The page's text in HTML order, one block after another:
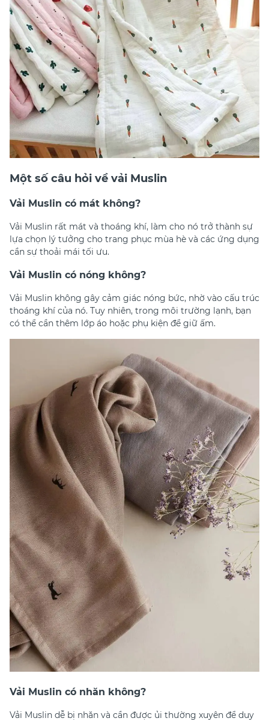
Một số câu hỏi về vải Muslin
Vải Muslin có mát không?
Vải Muslin rất mát và thoáng khí, làm cho nó trở thành sự
lựa chọn lý tưởng cho trang phục mùa hè và các ứng dụng
cần sự thoải mái tối ưu.
Vải Muslin có nóng không?
Vải Muslin không gây cảm giác nóng bức, nhờ vào cấu trúc
thoáng khí của nó. Tuy nhiên, trong môi trường lạnh, bạn
có thể cần thêm lớp áo hoặc phụ kiện để giữ ấm.
Vải Muslin có nhăn không?
Vải Muslin dễ bị nhăn và cần được ủi thường xuyên để duy